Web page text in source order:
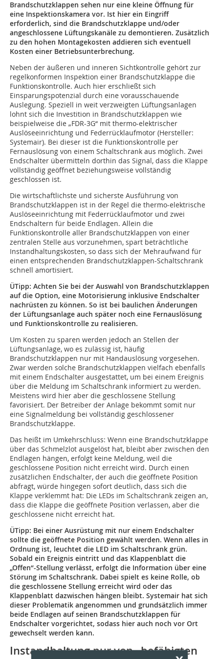
Brandschutzklappen sehen nur eine kleine Öffnung für
eine Inspektionskamera vor. Ist hier ein Eingriff
erforderlich, sind die Brandschutzklappe und/oder
angeschlossene Lüftungskanäle zu demontieren. Zusätzlich
zu den hohen Montagekosten addieren sich eventuell
Kosten einer Betriebsunterbrechung.
Neben der äußeren und inneren Sichtkontrolle gehört zur
regelkonformen Inspektion einer Brandschutzklappe die
Funktionskontrolle. Auch hier erschließt sich
Einsparungspotenzial durch eine vorausschauende
Auslegung. Speziell in weit verzweigten Lüftungsanlagen
lohnt sich die Investition in Brandschutzklappen wie
beispielweise die „FDR-3G“ mit thermo-elektrischer
Auslöseeinrichtung und Federrücklaufmotor (Hersteller:
Systemair). Bei dieser ist die Funktionskontrolle per
Fernauslösung von einem Schaltschrank aus möglich. Zwei
Endschalter übermitteln dorthin das Signal, dass die Klappe
vollständig geöffnet beziehungsweise vollständig
geschlossen ist.
Die wirtschaftlichste und sicherste Ausführung von
Brandschutzklappen ist in der Regel die thermo-elektrische
Auslöseeinrichtung mit Federrücklaufmotor und zwei
Endschaltern für beide Endlagen. Allein die
Funktionskontrolle aller Brandschutzklappen von einer
zentralen Stelle aus vorzunehmen, spart beträchtliche
Instandhaltungskosten, so dass sich der Mehraufwand für
einen entsprechenden Brandschutzklappen-Schaltschrank
schnell amortisiert.
ÜTipp: Achten Sie bei der Auswahl von Brandschutzklappen
auf die Option, eine Motorisierung inklusive Endschalter
nachrüsten zu können. So ist bei baulichen Änderungen
der Lüftungsanlage auch später noch eine Fernauslösung
und Funktionskontrolle zu realisieren.
Um Kosten zu sparen werden jedoch an Stellen der
Lüftungsanlage, wo es zulässig ist, häufig
Brandschutzklappen nur mit Handauslösung vorgesehen.
Zwar werden solche Brandschutzklappen vielfach ebenfalls
mit einem Endschalter ausgestattet, um bei einem Ereignis
über die Meldung im Schaltschrank informiert zu werden.
Meistens wird hier aber die geschlossene Stellung
favorisiert. Der Betreiber der Anlage bekommt somit nur
eine Signalmeldung bei vollständig geschlossener
Brandschutzklappe.
Das heißt im Umkehrschluss: Wenn eine Brandschutzklappe
über das Schmelzlot ausgelöst hat, bleibt aber zwischen den
Endlagen hängen, erfolgt keine Meldung, weil die
geschlossene Position nicht erreicht wird. Durch einen
zusätzlichen Endschalter, der auch die geöffnete Position
abfragt, würde hingegen sofort deutlich, dass sich die
Klappe verklemmt hat: Die LEDs im Schaltschrank zeigen an,
dass die Klappe die geöffnete Position verlassen, aber die
geschlossene nicht erreicht hat.
ÜTipp: Bei einer Ausrüstung mit nur einem Endschalter
sollte die geöffnete Position gewählt werden. Wenn alles in
Ordnung ist, leuchtet die LED im Schaltschrank grün.
Sobald ein Ereignis eintritt und das Klappenblatt die
„Offen“-Stellung verlässt, erfolgt die Information über eine
Störung im Schaltschrank. Dabei spielt es keine Rolle, ob
die geschlossene Stellung erreicht wird oder das
Klappenblatt dazwischen hängen bleibt. Systemair hat sich
dieser Problematik angenommen und grundsätzlich immer
beide Endlagen auf seinen Brandschutzklappen für
Endschalter vorgerichtet, sodass hier auch noch vor Ort
gewechselt werden kann.
Instandhaltung nur von „befähigten